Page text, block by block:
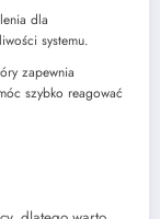
dla
systemu.
zapewnia
szybko reagować